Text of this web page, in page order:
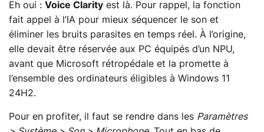
Eh oui : Voice Clarity est là. Pour rappel, la fonction
fait appel à l’IA pour mieux séquencer le son et
éliminer les bruits parasites en temps réel. À l’origine,
elle devait être réservée aux PC équipés d’un NPU,
avant que Microsoft rétropédale et la promette à
l’ensemble des ordinateurs éligibles à Windows 11
24H2.
Pour en profiter, il faut se rendre dans les Paramètres